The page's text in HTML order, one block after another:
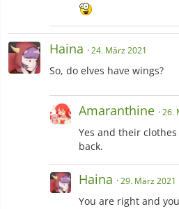
Haina 24. März 2021
So, do elves have wings?
Amaranthine 26.
Yes and their clothes
back.
Haina 29. März 2021
You are right and